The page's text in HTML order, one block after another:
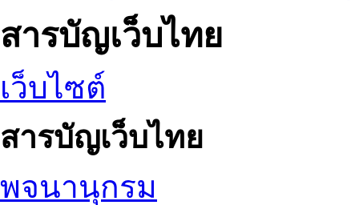
สารบัญเว็บไทย
เว็บไซต์
สารบัญเว็บไทย
พจนานุกรม